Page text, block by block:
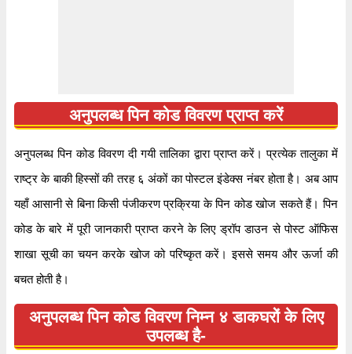
डाक घर मोकरसीम बी.ओ
क्षेत्र प्रयागराज
स्थान अनुपलब्ध, सोनभद्र
पता
समय सोमवार से शनिवार सुबह ८ बजे से शाम ४ बजे तक
अनुपलब्ध पिन कोड विवरण प्राप्त करें
अनुपलब्ध पिन कोड विवरण दी गयी तालिका द्वारा प्राप्त करें। प्रत्येक तालुका में
राष्ट्र के बाकी हिस्सों की तरह ६ अंकों का पोस्टल इंडेक्स नंबर होता है। अब आप
यहाँ आसानी से बिना किसी पंजीकरण प्रक्रिया के पिन कोड खोज सकते हैं। पिन
कोड के बारे में पूरी जानकारी प्राप्त करने के लिए ड्रॉप डाउन से पोस्ट ऑफिस
शाखा सूची का चयन करके खोज को परिष्कृत करें। इससे समय और ऊर्जा की
बचत होती है।
अनुपलब्ध पिन कोड विवरण निम्न ४ डाकघरों के लिए
उपलब्ध है-